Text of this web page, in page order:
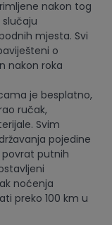
nakon tog
mjesta. Svi
o
nakon roka
je besplatno,
ručak,
Svim
pojedine
putnih
noćenja
preko 100 km u